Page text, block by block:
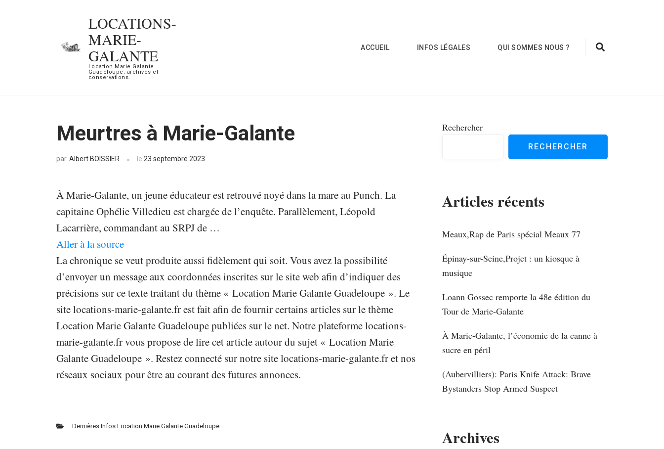
LOCATIONS-
MARIE-
GALANTE
Location Marie Galante
Guadeloupe; archives et
conservations.
ACCUEIL INFOS LÉGALES QUI SOMMES NOUS ?
Meurtres à Marie-Galante
par Albert BOISSIER le 23 septembre 2023
À Marie-Galante, un jeune éducateur est retrouvé noyé dans la mare au Punch. La
capitaine Ophélie Villedieu est chargée de l’enquête. Parallèlement, Léopold
Lacarrière, commandant au SRPJ de …
Aller à la source
La chronique se veut produite aussi fidèlement qui soit. Vous avez la possibilité
d’envoyer un message aux coordonnées inscrites sur le site web afin d’indiquer des
précisions sur ce texte traitant du thème « Location Marie Galante Guadeloupe ». Le
site locations-marie-galante.fr est fait afin de fournir certains articles sur le thème
Location Marie Galante Guadeloupe publiées sur le net. Notre plateforme locations-
marie-galante.fr vous propose de lire cet article autour du sujet « Location Marie
Galante Guadeloupe ». Restez connecté sur notre site locations-marie-galante.fr et nos
réseaux sociaux pour être au courant des futures annonces.
Dernières Infos Location Marie Galante Guadeloupe:
Rechercher
RECHERCHER
Articles récents
Meaux,Rap de Paris spécial Meaux 77
Épinay-sur-Seine,Projet : un kiosque à
musique
Loann Gossec remporte la 48e édition du
Tour de Marie-Galante
À Marie-Galante, l’économie de la canne à
sucre en péril
(Aubervilliers): Paris Knife Attack: Brave
Bystanders Stop Armed Suspect
Archives